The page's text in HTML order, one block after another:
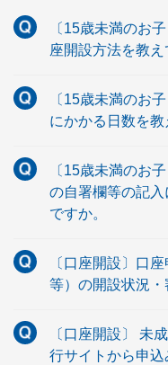
〔15歳未満のお
座開設方法を教え
〔15歳未満のお
にかかる日数を教
〔15歳未満のお
の自署欄等の記
ですか。
〔口座開設〕口
等）の開設状況
〔口座開設〕 未
行サイトから申込